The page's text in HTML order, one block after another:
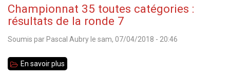
toutes
:
classement
final
Championnat 35 toutes catégories :
résultats de la ronde 7
Soumis par Pascal Aubry le sam, 07/04/2018 - 20:46
En savoir plus